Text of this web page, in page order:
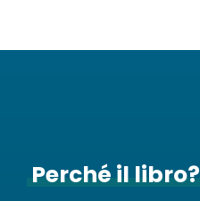
Perché il libro?